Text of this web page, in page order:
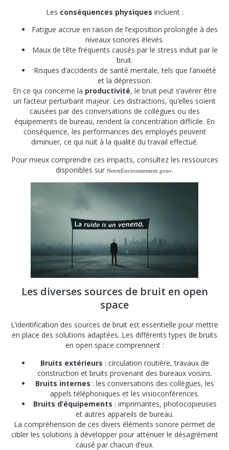
Les conséquences physiques incluent :
Fatigue accrue en raison de l’exposition prolongée à des
niveaux sonores élevés.
Maux de tête fréquents causés par le stress induit par le
bruit.
Risques d’accidents de santé mentale, tels que l’anxiété
et la dépression.
En ce qui concerne la productivité, le bruit peut s’avérer être
un facteur perturbant majeur. Les distractions, qu’elles soient
causées par des conversations de collègues ou des
équipements de bureau, rendent la concentration difficile. En
conséquence, les performances des employés peuvent
diminuer, ce qui nuit à la qualité du travail effectué.
Pour mieux comprendre ces impacts, consultez les ressources
disponibles sur NotreEnvironnement.gouv.
Les diverses sources de bruit en open
space
L’identification des sources de bruit est essentielle pour mettre
en place des solutions adaptées. Les différents types de bruits
en open space comprennent :
Bruits extérieurs : circulation routière, travaux de
construction et bruits provenant des bureaux voisins.
Bruits internes : les conversations des collègues, les
appels téléphoniques et les visioconférences.
Bruits d’équipements : imprimantes, photocopieuses
et autres appareils de bureau.
La compréhension de ces divers éléments sonore permet de
cibler les solutions à développer pour atténuer le désagrément
causé par chacun d’eux.